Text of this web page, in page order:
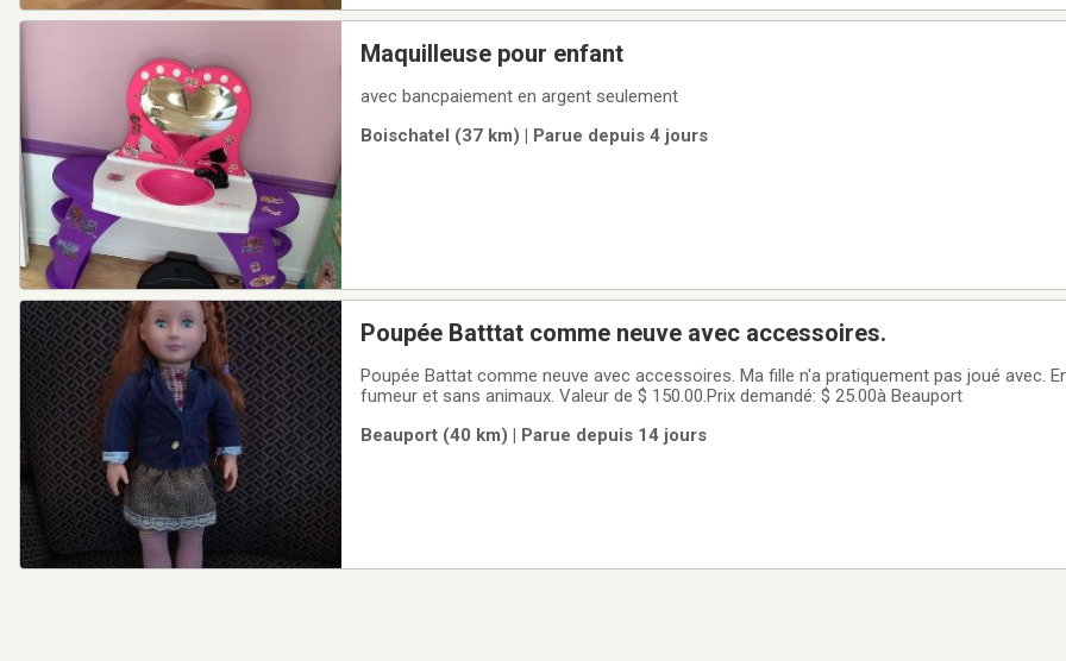
Maquilleuse pour enfant
avec bancpaiement en argent seulement
Boischatel (37 km) | Parue depuis 4 jours
Poupée Batttat comme neuve avec accessoires.
Poupée Battat comme neuve avec accessoires. Ma fille n'a pratiquement pas joué avec. Environnement non
fumeur et sans animaux. Valeur de $ 150.00.Prix demandé: $ 25.00à Beauport
Beauport (40 km) | Parue depuis 14 jours